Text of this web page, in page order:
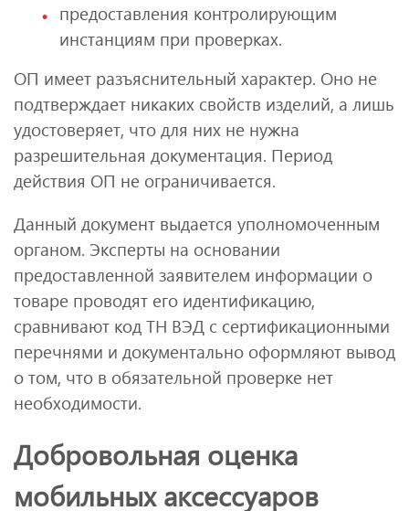
предоставления контролирующим
инстанциям при проверках.
ОП имеет разъяснительный характер. Оно не
подтверждает никаких свойств изделий, а лишь
удостоверяет, что для них не нужна
разрешительная документация. Период
действия ОП не ограничивается.
Данный документ выдается уполномоченным
органом. Эксперты на основании
предоставленной заявителем информации о
товаре проводят его идентификацию,
сравнивают код ТН ВЭД с сертификационными
перечнями и документально оформляют вывод
о том, что в обязательной проверке нет
необходимости.
Добровольная оценка
мобильных аксессуаров